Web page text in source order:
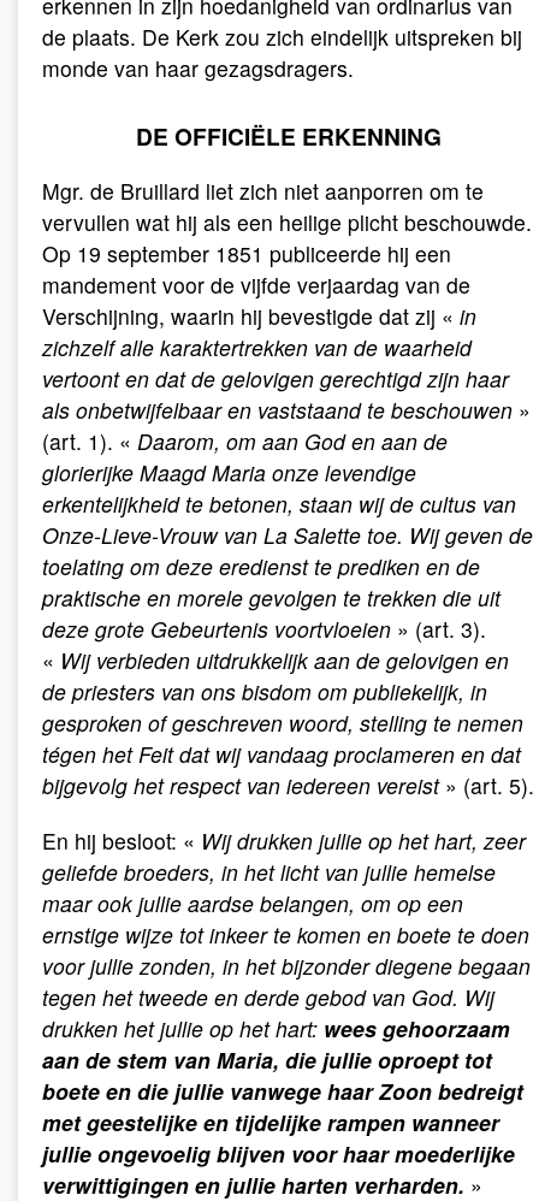
de plaats. De Kerk zou zich eindelijk uitspreken bij
monde van haar gezagsdragers.
DE OFFICIËLE ERKENNING
Mgr. de Bruillard liet zich niet aanporren om te
vervullen wat hij als een heilige plicht beschouwde.
Op 19 september 1851 publiceerde hij een
mandement voor de vijfde verjaardag van de
Verschijning, waarin hij bevestigde dat zij « in
zichzelf alle karaktertrekken van de waarheid
vertoont en dat de gelovigen gerechtigd zijn haar
als onbetwijfelbaar en vaststaand te beschouwen »
(art. 1). « Daarom, om aan God en aan de
glorierijke Maagd Maria onze levendige
erkentelijkheid te betonen, staan wij de cultus van
Onze-Lieve-Vrouw van La Salette toe. Wij geven de
toelating om deze eredienst te prediken en de
praktische en morele gevolgen te trekken die uit
deze grote Gebeurtenis voortvloeien » (art. 3).
« Wij verbieden uitdrukkelijk aan de gelovigen en
de priesters van ons bisdom om publiekelijk, in
gesproken of geschreven woord, stelling te nemen
tégen het Feit dat wij vandaag proclameren en dat
bijgevolg het respect van iedereen vereist» (art. 5).
En hij besloot: « Wij drukken jullie op het hart, zeer
geliefde broeders, in het licht van jullie hemelse
maar ook jullie aardse belangen, om op een
ernstige wijze tot inkeer te komen en boete te doen
voor jullie zonden, in het bijzonder diegene begaan
tegen het tweede en derde gebod van God. Wij
drukken het jullie op het hart: wees gehoorzaam
aan de stem van Maria, die jullie oproept tot
boete en die jullie vanwege haar Zoon bedreigt
met geestelijke en tijdelijke rampen wanneer
jullie ongevoelig blijven voor haar moederlijke
verwittigingen en jullie harten verharden. »